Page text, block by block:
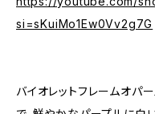
si=sKuiMo1Ew0Vv2g7G
バイオレットフレームオパ